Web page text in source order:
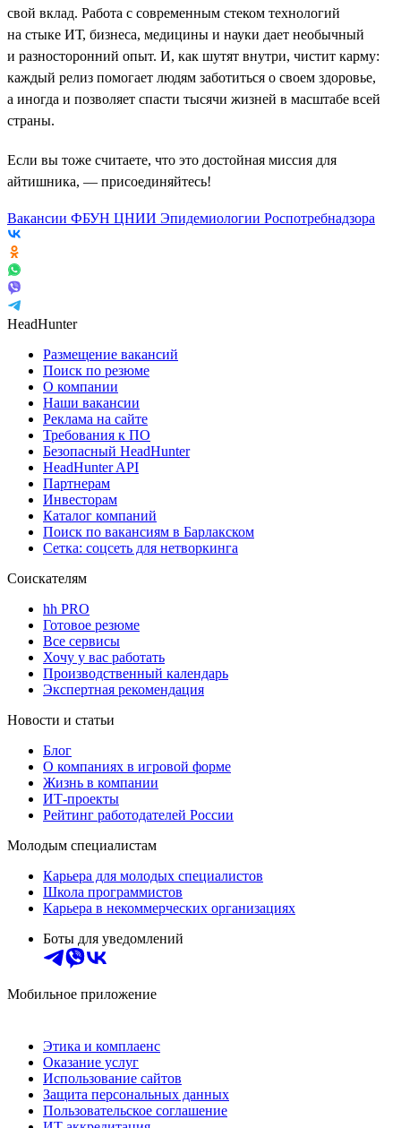
свой вклад. Работа с современным стеком технологий
на стыке ИТ, бизнеса, медицины и науки дает необычный
и разносторонний опыт. И, как шутят внутри, чистит карму:
каждый релиз помогает людям заботиться о своем здоровье,
а иногда и позволяет спасти тысячи жизней в масштабе всей
страны.
Если вы тоже считаете, что это достойная миссия для
айтишника, — присоединяйтесь!
Вакансии ФБУН ЦНИИ Эпидемиологии Роспотребнадзора
HeadHunter
Размещение вакансий
Поиск по резюме
О компании
Наши вакансии
Реклама на сайте
Требования к ПО
Безопасный HeadHunter
HeadHunter API
Партнерам
Инвесторам
Каталог компаний
Поиск по вакансиям в Барлакском
Сетка: соцсеть для нетворкинга
Соискателям
hh PRO
Готовое резюме
Все сервисы
Хочу у вас работать
Производственный календарь
Экспертная рекомендация
Новости и статьи
Блог
О компаниях в игровой форме
Жизнь в компании
ИТ-проекты
Рейтинг работодателей России
Молодым специалистам
Карьера для молодых специалистов
Школа программистов
Карьера в некоммерческих организациях
Боты для уведомлений
Мобильное приложение
Этика и комплаенс
Оказание услуг
Использование сайтов
Защита персональных данных
Пользовательское соглашение